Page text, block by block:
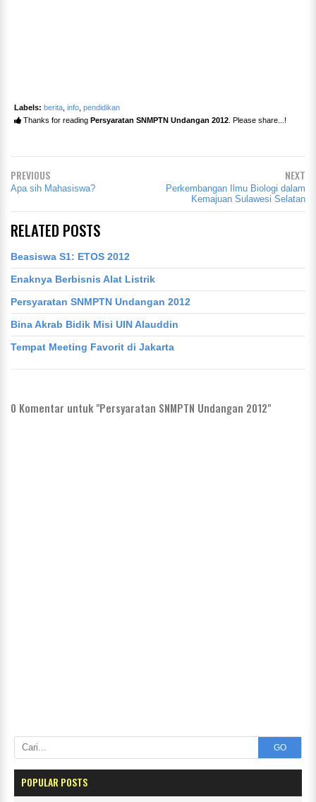
Labels: berita info pendidikan
Thanks for reading Persyaratan SNMPTN Undangan 2012 . Please share...!
PREVIOUS
Apa sih Mahasiswa?
NEXT
Perkembangan Ilmu Biologi dalam
Kemajuan Sulawesi Selatan
RELATED POSTS
Beasiswa S1: ETOS 2012
Enaknya Berbisnis Alat Listrik
Persyaratan SNMPTN Undangan 2012
Bina Akrab Bidik Misi UIN Alauddin
Tempat Meeting Favorit di Jakarta
0 Komentar untuk "Persyaratan SNMPTN Undangan 2012"
GO
POPULAR POSTS